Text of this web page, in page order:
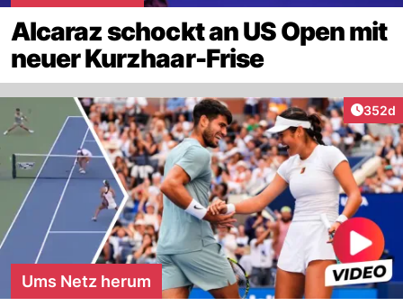
Alcaraz schockt an US Open mit
neuer Kurzhaar-Frise
352d
Ums Netz herum